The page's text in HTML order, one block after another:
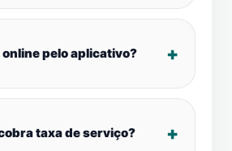
pelo aplicativo?
taxa de serviço?